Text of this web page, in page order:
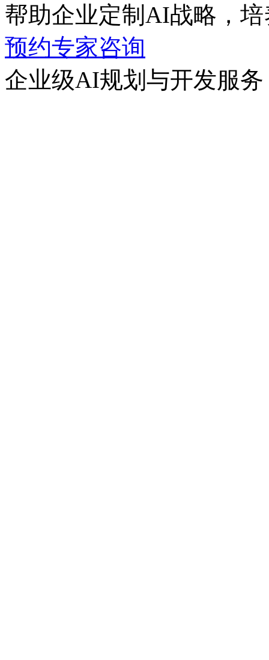
帮助企业定制AI战略，
预约专家咨询
企业级AI规划与开发服务